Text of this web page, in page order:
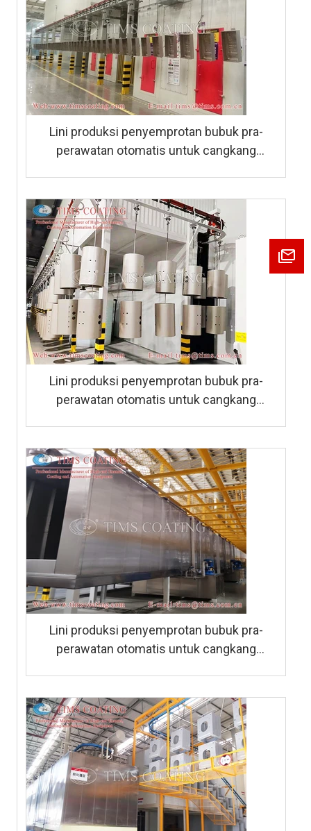
Lini produksi penyemprotan bubuk pra-
perawatan otomatis untuk cangkang
Lini produksi penyemprotan bubuk pra-
perawatan otomatis untuk cangkang
Lini produksi penyemprotan bubuk pra-
perawatan otomatis untuk cangkang